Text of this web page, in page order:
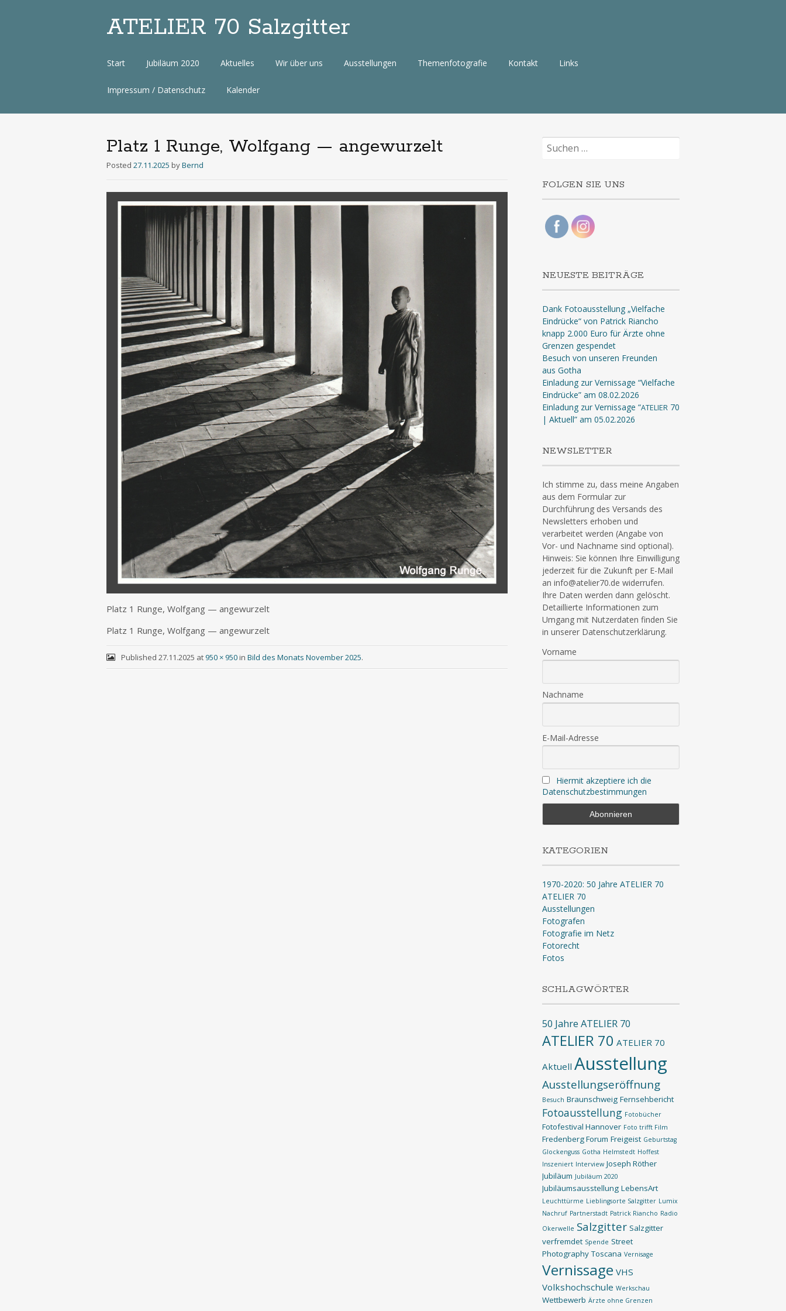
ATELIER 70 Salzgitter
Zum
Start Jubiläum 2020 Aktuelles Wir über uns Ausstellungen Themenfotografie Kontakt Links
Impressum / Datenschutz Kalender
Platz 1 Runge, Wolfgang — angewurzelt
Posted 27.11.2025 byBernd
Platz 1 Run­ge, Wolf­gang — angewurzelt
Platz 1 Run­ge, Wolf­gang — angewurzelt
Published 27.11.2025 at950 × 950in Bild des Monats November 2025.
Suchen
nach:
FOLGEN SIE UNS
NEUESTE BEITRÄGE
Dank Fotoausstellung „Vielfache
Eindrücke“ von Patrick Riancho
knapp 2.000 Euro für Ärzte ohne
Grenzen gespendet
Besuch von unseren Freunden
aus Gotha
Einladung zur Vernissage “Vielfache
Eindrücke” am 08.02.2026
Einladung zur Vernissage “ATELIER70
| Aktuell” am 05.02.2026
NEWSLETTER
Ich stimme zu, dass meine Angaben
aus dem Formular zur
Durchführung des Versands des
Newsletters erhoben und
verarbeitet werden (Angabe von
Vor- und Nachname sind optional).
Hinweis: Sie können Ihre Einwilligung
jederzeit für die Zukunft per E-Mail
an info@atelier70.de widerrufen.
Ihre Daten werden dann gelöscht.
Detaillierte Informationen zum
Umgang mit Nutzerdaten finden Sie
in unserer Datenschutzerklärung.
Vorname
Nachname
E-Mail-Adresse
Hiermit akzeptiere ich die
Datenschutzbestimmungen
KATEGORIEN
1970-2020: 50 Jahre ATELIER 70
ATELIER 70
Ausstellungen
Fotografen
Fotografie im Netz
Fotorecht
Fotos
SCHLAGWÖRTER
50 Jahre ATELIER 70
ATELIER 70 ATELIER 70
Aktuell Ausstellung
Ausstellungseröffnung
Besuch Braunschweig Fernsehbericht
Fotoausstellung Fotobücher
Fotofestival Hannover Foto trifft Film
Fredenberg Forum Freigeist Geburtstag
Glockenguss Gotha Helmstedt Hoffest
Inszeniert Interview Joseph Röther
Jubiläum Jubiläum 2020
Jubiläumsausstellung LebensArt
Leuchttürme Lieblingsorte Salzgitter Lumix
Nachruf Partnerstadt Patrick Riancho Radio
Okerwelle Salzgitter Salzgitter
verfremdet Spende Street
Photography Toscana Vernisage
Vernissage VHS
Volkshochschule Werkschau
Wettbewerb Ärzte ohne Grenzen